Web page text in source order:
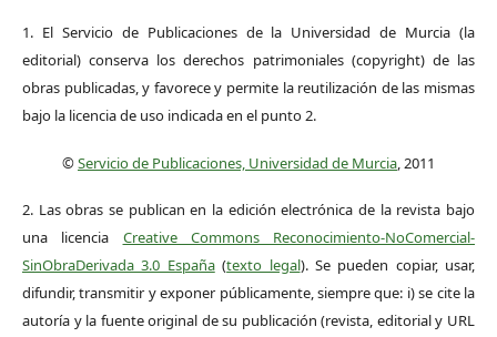
1. El Servicio de Publicaciones de la Universidad de Murcia (la
editorial) conserva los derechos patrimoniales (copyright) de las
obras publicadas, y favorece y permite la reutilización de las mismas
bajo la licencia de uso indicada en el punto 2.
©Servicio de Publicaciones, Universidad de Murcia, 2011
2. Las obras se publican en la edición electrónica de la revista bajo
una licencia Creative Commons Reconocimiento-NoComercial-
SinObraDerivada 3.0 España(texto legal). Se pueden copiar, usar,
difundir, transmitir y exponer públicamente, siempre que: i) se cite la
autoría y la fuente original de su publicación (revista, editorial y URL